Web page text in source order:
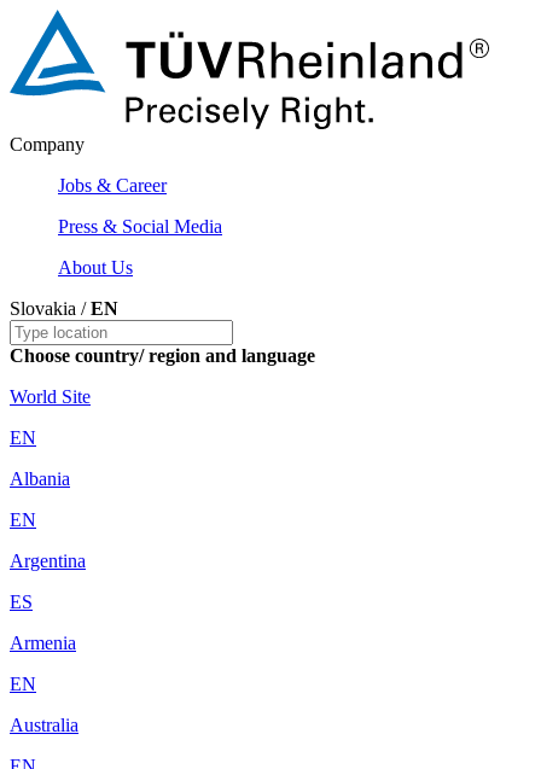
Company
Jobs & Career
Press & Social Media
About Us
Slovakia /EN
Choose country/ region and language
World Site
EN
Albania
EN
Argentina
ES
Armenia
EN
Australia